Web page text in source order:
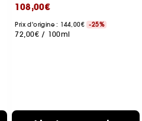
108,00€
Prix d'origine : 144,00€ -25%
72,00€ / 100ml